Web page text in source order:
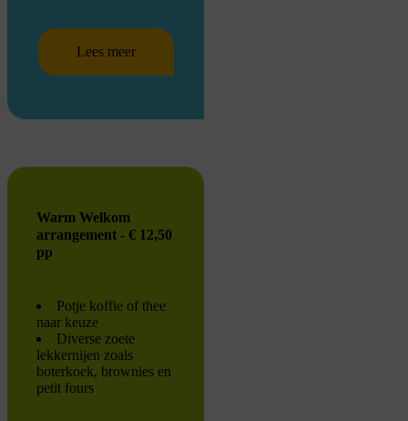
Lees meer
Warm Welkom
arrangement - € 12,50
pp
Potje koffie of thee
naar keuze
Diverse zoete
lekkernijen zoals
boterkoek, brownies en
petit fours